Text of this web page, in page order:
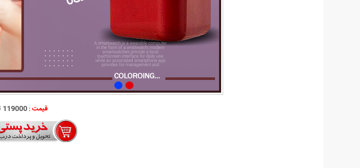
قیمت :119000 تومان